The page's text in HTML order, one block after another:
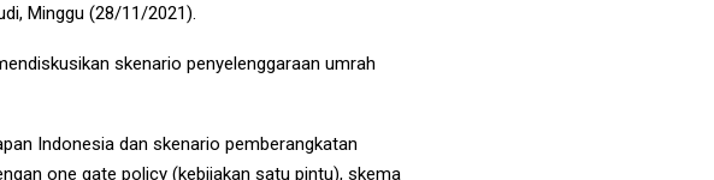
Minggu (28/11/2021).
skenario penyelenggaraan umrah
Indonesia dan skenario pemberangkatan
one gate policy (kebijakan satu pintu), skema